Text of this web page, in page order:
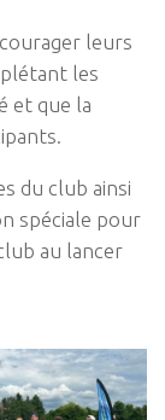
leurs
les
et que la
du club ainsi
spéciale pour
au lancer